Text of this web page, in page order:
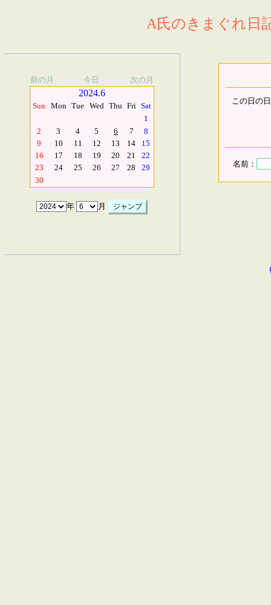
A氏のきまぐれ日
前の月 今日 次の月
2024.6
Sun Mon Tue Wed Thu Fri Sat
1
2
3 4 5 6 7
8
9
10 11 12 13 14
15
16
17 18 19 20 21
22
23
24 25 26 27 28
29
30
年 月
この日の
名前：